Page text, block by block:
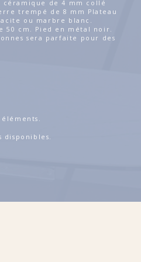
céramique de 4 mm collé
trempé de 8 mm Plateau
ou marbre blanc.
50 cm. Pied en métal noir.
sera parfaite pour des